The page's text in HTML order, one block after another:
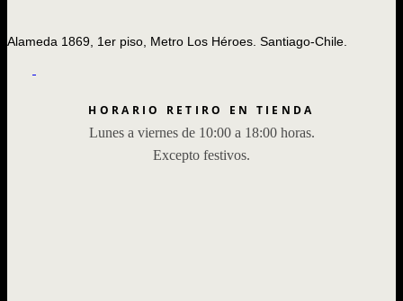
Alameda 1869, 1er piso, Metro Los Héroes. Santiago-Chile.
HORARIO RETIRO EN TIENDA
Lunes a viernes de 10:00 a 18:00 horas.
Excepto festivos.